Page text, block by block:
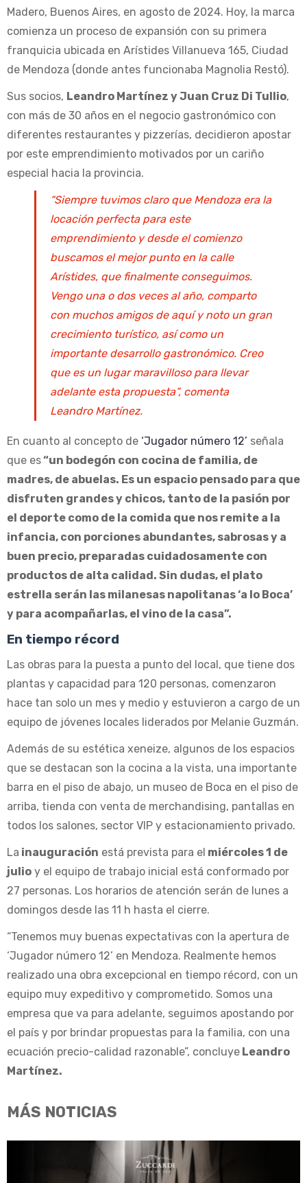
Madero, Buenos Aires, en agosto de 2024. Hoy, la marca
comienza un proceso de expansión con su primera
franquicia ubicada en Arístides Villanueva 165, Ciudad
de Mendoza (donde antes funcionaba Magnolia Restó).
Sus socios, Leandro Martínez y Juan Cruz Di Tullio,
con más de 30 años en el negocio gastronómico con
diferentes restaurantes y pizzerías, decidieron apostar
por este emprendimiento motivados por un cariño
especial hacia la provincia.
“Siempre tuvimos claro que Mendoza era la
locación perfecta para este
emprendimiento y desde el comienzo
buscamos el mejor punto en la calle
Arístides, que finalmente conseguimos.
Vengo una o dos veces al año, comparto
con muchos amigos de aquí y noto un gran
crecimiento turístico, así como un
importante desarrollo gastronómico. Creo
que es un lugar maravilloso para llevar
adelante esta propuesta”, comenta
Leandro Martínez.
En cuanto al concepto de ‘Jugador número 12’ señala
que es“un bodegón con cocina de familia, de
madres, de abuelas. Es un espacio pensado para que
disfruten grandes y chicos, tanto de la pasión por
el deporte como de la comida que nos remite a la
infancia, con porciones abundantes, sabrosas y a
buen precio, preparadas cuidadosamente con
productos de alta calidad. Sin dudas, el plato
estrella serán las milanesas napolitanas ‘a lo Boca’
y para acompañarlas, el vino de la casa”.
En tiempo récord
Las obras para la puesta a punto del local, que tiene dos
plantas y capacidad para 120 personas, comenzaron
hace tan solo un mes y medio y estuvieron a cargo de un
equipo de jóvenes locales liderados por Melanie Guzmán.
Además de su estética xeneize, algunos de los espacios
que se destacan son la cocina a la vista, una importante
barra en el piso de abajo, un museo de Boca en el piso de
arriba, tienda con venta de merchandising, pantallas en
todos los salones, sector VIP y estacionamiento privado.
La inauguración está prevista para el miércoles 1 de
julio y el equipo de trabajo inicial está conformado por
27 personas. Los horarios de atención serán de lunes a
domingos desde las 11 h hasta el cierre.
“Tenemos muy buenas expectativas con la apertura de
‘Jugador número 12’ en Mendoza. Realmente hemos
realizado una obra excepcional en tiempo récord, con un
equipo muy expeditivo y comprometido. Somos una
empresa que va para adelante, seguimos apostando por
el país y por brindar propuestas para la familia, con una
ecuación precio-calidad razonable”, concluye Leandro
Martínez.
MÁS NOTICIAS